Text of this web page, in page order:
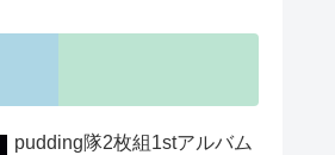
pudding隊2枚組1stアルバム